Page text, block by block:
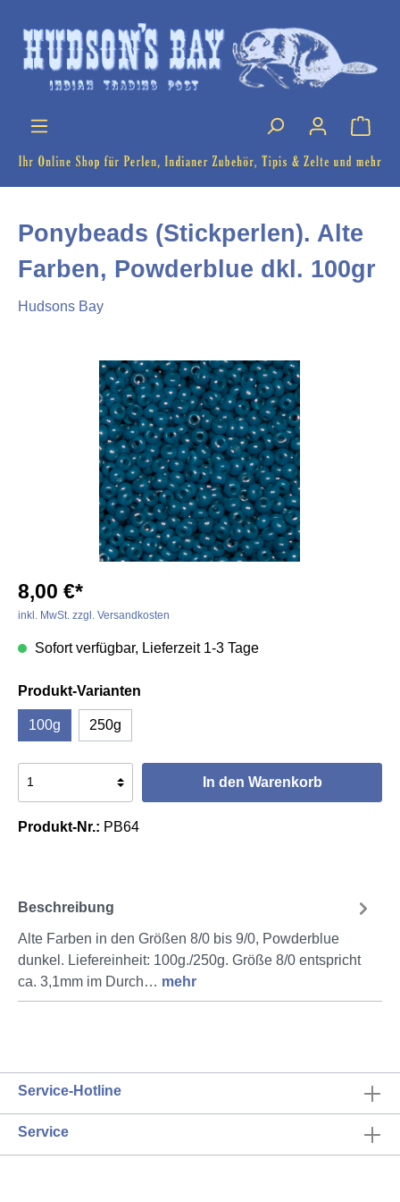
Ponybeads (Stickperlen). Alte
Farben, Powderblue dkl. 100gr
Hudsons Bay
8,00 €*
inkl. MwSt. zzgl. Versandkosten
Sofort verfügbar, Lieferzeit 1-3 Tage
Produkt-Varianten
100g 250g
In den Warenkorb
Produkt-Nr.: PB64
Beschreibung
Alte Farben in den Größen 8/0 bis 9/0, Powderblue
dunkel. Liefereinheit: 100g./250g. Größe 8/0 entspricht
ca. 3,1mm im Durch… mehr
Service-Hotline
Service